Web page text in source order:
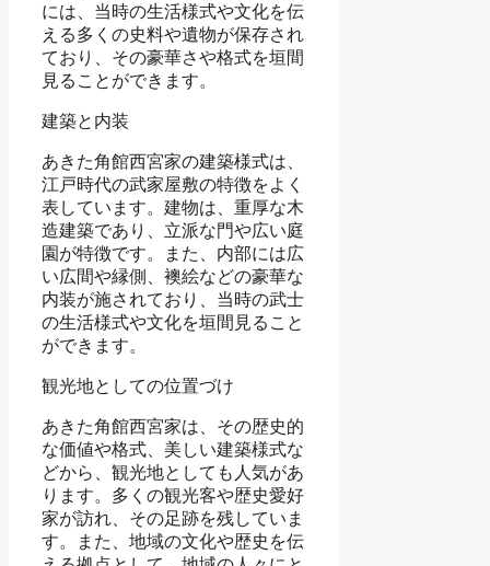
には、当時の生活様式や文化を伝
える多くの史料や遺物が保存され
ており、その豪華さや格式を垣間
見ることができます。
建築と内装
あきた角館西宮家の建築様式は、
江戸時代の武家屋敷の特徴をよく
表しています。建物は、重厚な木
造建築であり、立派な門や広い庭
園が特徴です。また、内部には広
い広間や縁側、襖絵などの豪華な
内装が施されており、当時の武士
の生活様式や文化を垣間見ること
ができます。
観光地としての位置づけ
あきた角館西宮家は、その歴史的
な価値や格式、美しい建築様式な
どから、観光地としても人気があ
ります。多くの観光客や歴史愛好
家が訪れ、その足跡を残していま
す。また、地域の文化や歴史を伝